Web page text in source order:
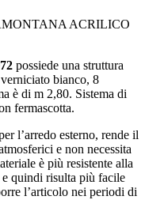
ACRILICO
possiede una struttura
bianco, 8
è di m 2,80. Sistema di
fermascotta.
l’arredo esterno, rende il
e non necessita
è più resistente alla
quindi risulta più facile
l’articolo nei periodi di